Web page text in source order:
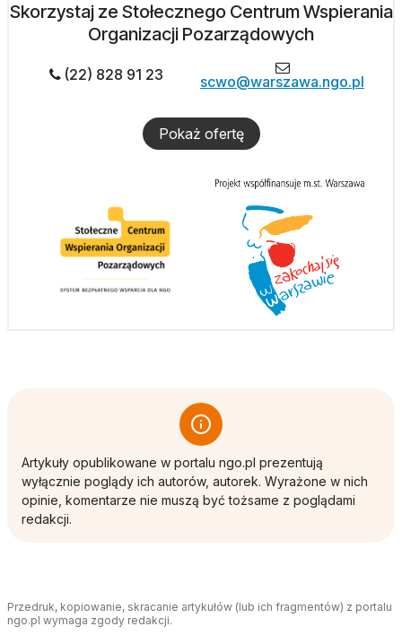
Skorzystaj ze Stołecznego Centrum Wspierania
Organizacji Pozarządowych
(22) 828 91 23 scwo@warszawa.ngo.pl
Pokaż ofertę
Artykuły opublikowane w portalu ngo.pl prezentują
wyłącznie poglądy ich autorów, autorek. Wyrażone w nich
opinie, komentarze nie muszą być tożsame z poglądami
redakcji.
Przedruk, kopiowanie, skracanie artykułów (lub ich fragmentów) z portalu
ngo.pl wymaga zgody redakcji.